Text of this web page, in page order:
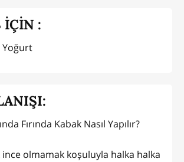
İÇİN :
Yoğurt
Fırında Kabak Nasıl Yapılır?
ince olmamak koşuluyla halka halka